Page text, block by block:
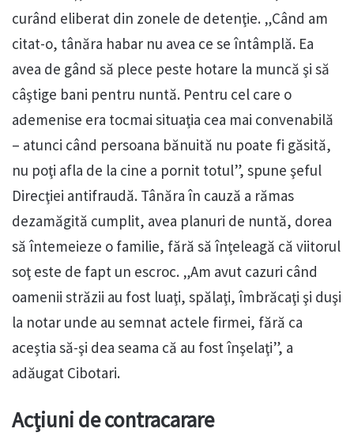
curând eliberat din zonele de detenţie. „Când am
citat-o, tânăra habar nu avea ce se întâmplă. Ea
avea de gând să plece peste hotare la muncă şi să
câştige bani pentru nuntă. Pentru cel care o
ademenise era tocmai situaţia cea mai convenabilă
– atunci când persoana bănuită nu poate fi găsită,
nu poţi afla de la cine a pornit totul”, spune şeful
Direcţiei antifraudă. Tânăra în cauză a rămas
dezamăgită cumplit, avea planuri de nuntă, dorea
să întemeieze o familie, fără să înţeleagă că viitorul
soţ este de fapt un escroc. „Am avut cazuri când
oamenii străzii au fost luaţi, spălaţi, îmbrăcaţi şi duşi
la notar unde au semnat actele firmei, fără ca
aceştia să-şi dea seama că au fost înşelaţi”, a
adăugat Cibotari.
Acţiuni de contracarare